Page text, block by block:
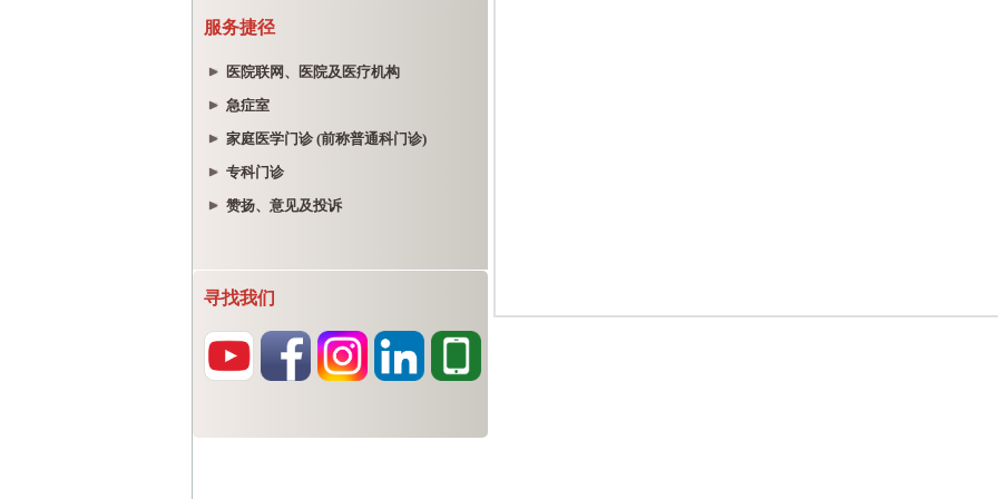
服务捷径
医院联网、医院及医疗机构
急症室
家庭医学门诊 (前称普通科门诊)
专科门诊
赞扬、意见及投诉
寻找我们